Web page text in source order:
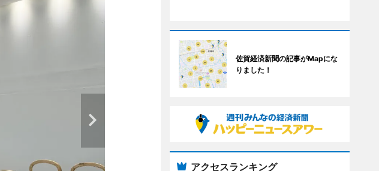
佐賀経済新聞の記事がMapにな
りました！
アクセスランキング